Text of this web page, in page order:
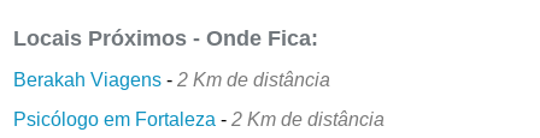
Locais Próximos - Onde Fica:
Berakah Viagens -2 Km de distância
Psicólogo em Fortaleza -2 Km de distância